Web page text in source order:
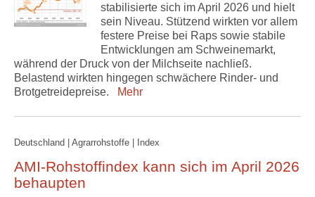
stabilisierte sich im April 2026 und hielt
sein Niveau. Stützend wirkten vor allem
festere Preise bei Raps sowie stabile
Entwicklungen am Schweinemarkt,
während der Druck von der Milchseite nachließ.
Belastend wirkten hingegen schwächere Rinder- und
Brotgetreidepreise.
Mehr
Deutschland | Agrarrohstoffe | Index
AMI-Rohstoffindex kann sich im April 2026
behaupten